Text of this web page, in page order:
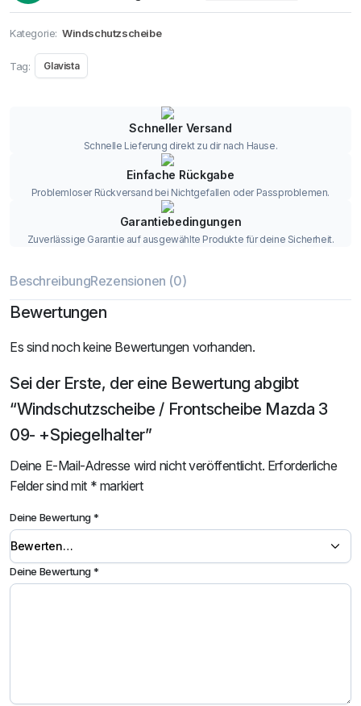
Kategorie: Windschutzscheibe
Tag: Glavista
Schneller Versand
Schnelle Lieferung direkt zu dir nach Hause.
Einfache Rückgabe
Problemloser Rückversand bei Nichtgefallen oder Passproblemen.
Garantiebedingungen
Zuverlässige Garantie auf ausgewählte Produkte für deine Sicherheit.
BeschreibungRezensionen (0)
Bewertungen
Es sind noch keine Bewertungen vorhanden.
Sei der Erste, der eine Bewertung abgibt
“Windschutzscheibe / Frontscheibe Mazda 3
09- +Spiegelhalter”
Deine E-Mail-Adresse wird nicht veröffentlicht. Erforderliche
Felder sind mit * markiert
Deine Bewertung*
Deine Bewertung*